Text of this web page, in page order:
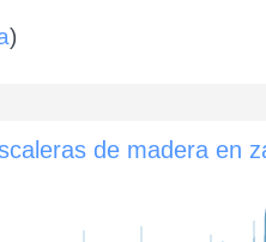
)
de madera en